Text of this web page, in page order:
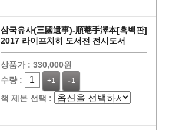
삼국유사(三國遺事)-順菴手澤本[흑백판]
2017 라이프치히 도서전 전시도서
상품가 : 330,000원
수량 :
+1 -1
책 제본 선택 :